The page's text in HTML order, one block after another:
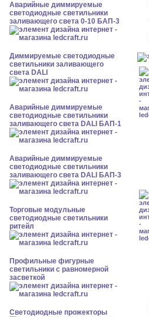
Аварийные диммируемые
светодиодные светильники
заливающего света 0-10 БАП-3
Диммируемые светодиодные
светильники заливающего
света DALI
Аварийные диммируемые
светодиодные светильники
заливающего света DALI БАП-1
Аварийные диммируемые
светодиодные светильники
заливающего света DALI БАП-3
Торговые модульные
светодиодные светильники
ритейл
Профильные фигурные
светильники с равномерной
засветкой
Светодиодные прожекторы